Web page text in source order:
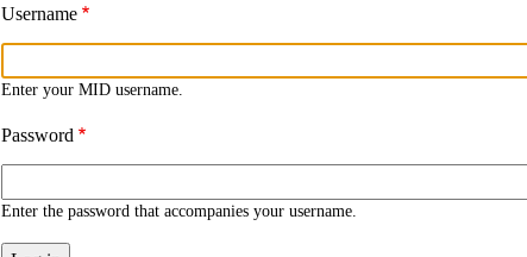
Username
Enter your MID username.
Password
Enter the password that accompanies your username.